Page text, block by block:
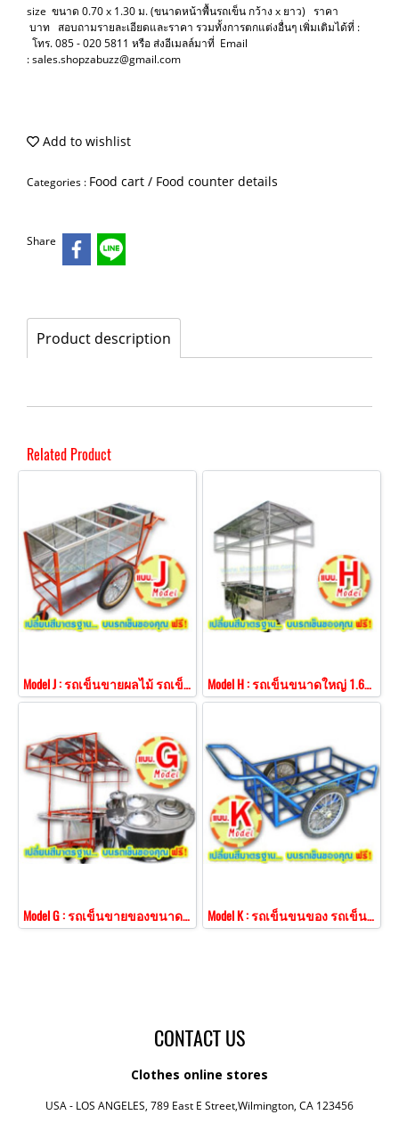
size ขนาด 0.70 x 1.30 ม. (ขนาดหน้าพื้นรถเข็น กว้าง x ยาว) ราคา
บาท สอบถามรายละเอียดและราคา รวมทั้งการตกแต่งอื่นๆ เพิ่มเติมได้ที่ :
โทร. 085 - 020 5811 หรือ ส่งอีเมลล์มาที่ Email
: sales.shopzabuzz@gmail.com
Add to wishlist
Categories : Food cart / Food counter details
Share
Product description
Related Product
Model J : รถเข็นขายผลไม้ รถเข็นใส่เครื่องดื่มขวด Model H : รถเข็นขนาดใหญ่ 1.60 ม. หลังคาทรงจั่ว โครงป้าย 3 ด้าน ปีกสแตนเลส 3 ด้าน
Model G : รถเข็นขายของขนาดใหญ่ 1.60 ม. เจาะช่องใส่หม้อน้ำเต้าหู้ 3 ช่อง Model K : รถเข็นขนของ รถเข็นบรรทุกของ รถเข็นบรรทุกลัง
CONTACT US
Clothes online stores
USA - LOS ANGELES, 789 East E Street,Wilmington, CA 123456